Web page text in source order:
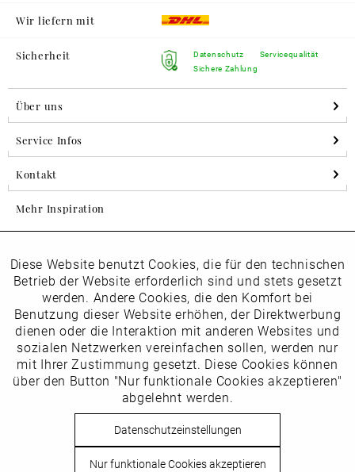
Wir liefern mit
Sicherheit
Datenschutz
Sichere Zahlung
Servicequalität
Über uns
Service Infos
Kontakt
Mehr Inspiration
Folgen Sie uns auf Instagram
horsch_schuhe
Newsletter
Datenschutzbestimmungenhabe ich zur Kenntnis
vom Newsletter abmelden.
Funktionale Aktiv
Marketing Inaktiv
Tracking Inaktiv
Inaktiv
Diese Website benutzt Cookies, die für den technischen
Betrieb der Website erforderlich sind und stets gesetzt
werden. Andere Cookies, die den Komfort bei
Benutzung dieser Website erhöhen, der Direktwerbung
dienen oder die Interaktion mit anderen Websites und
sozialen Netzwerken vereinfachen sollen, werden nur
mit Ihrer Zustimmung gesetzt. Diese Cookies können
über den Button "Nur funktionale Cookies akzeptieren"
abgelehnt werden.
Datenschutzeinstellungen
Nur funktionale Cookies akzeptieren